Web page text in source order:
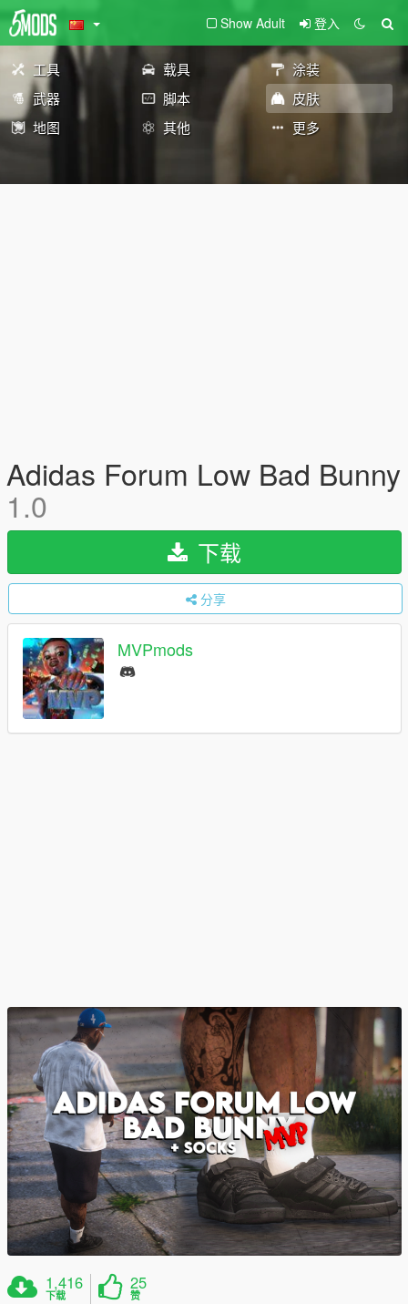
Show Adult 登入
工具 载具
涂装
武器
脚本
皮肤
地图
其他 更多
Adidas Forum Low Bad Bunny
1.0
下载
分享
MVPmods
1,416
下载
25
赞